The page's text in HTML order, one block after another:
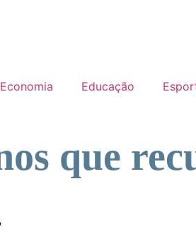
Economia Educação
que